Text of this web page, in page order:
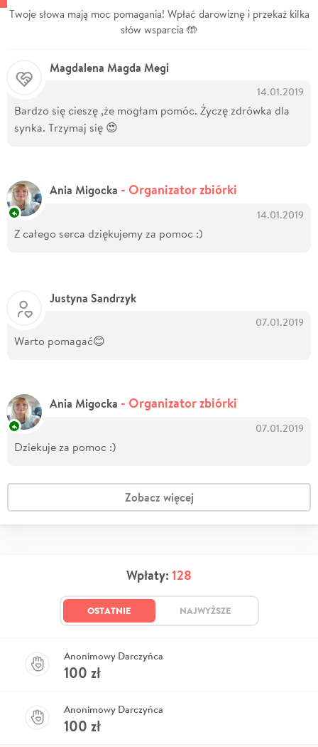
Twoje słowa mają moc pomagania! Wpłać darowiznę i przekaż kilka
słów wsparcia 🤲
Magdalena Magda Megi
14.01.2019
Bardzo się cieszę ,że mogłam pomóc. Życzę zdrówka dla
synka. Trzymaj się 😍
Ania Migocka - Organizator zbiórki
14.01.2019
Z całego serca dziękujemy za pomoc :)
Justyna Sandrzyk
07.01.2019
Warto pomagać😊
Ania Migocka - Organizator zbiórki
07.01.2019
Dziekuje za pomoc :)
Zobacz więcej
Wpłaty: 128
OSTATNIE NAJWYŻSZE
Anonimowy Darczyńca
100 zł
Anonimowy Darczyńca
100 zł